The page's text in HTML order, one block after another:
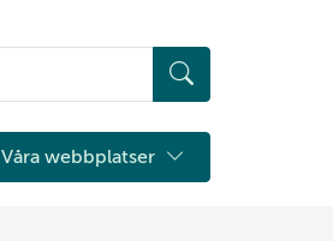
Våra webbplatser